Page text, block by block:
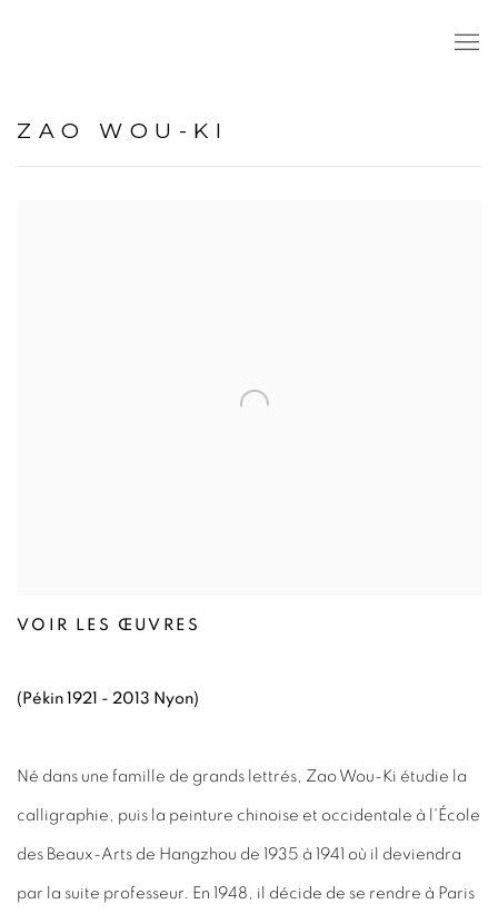
ZAO WOU-KI
VOIR LES ŒUVRES
(Pékin 1921 - 2013 Nyon)
Né dans une famille de grands lettrés, Zao Wou-Ki étudie la
calligraphie, puis la peinture chinoise et occidentale à l'École
des Beaux-Arts de Hangzhou de 1935 à 1941 où il deviendra
par la suite professeur. En 1948, il décide de se rendre à Paris